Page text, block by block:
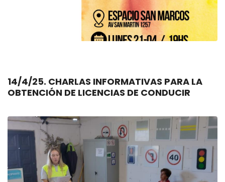
14/4/25. CHARLAS INFORMATIVAS PARA LA
OBTENCIÓN DE LICENCIAS DE CONDUCIR